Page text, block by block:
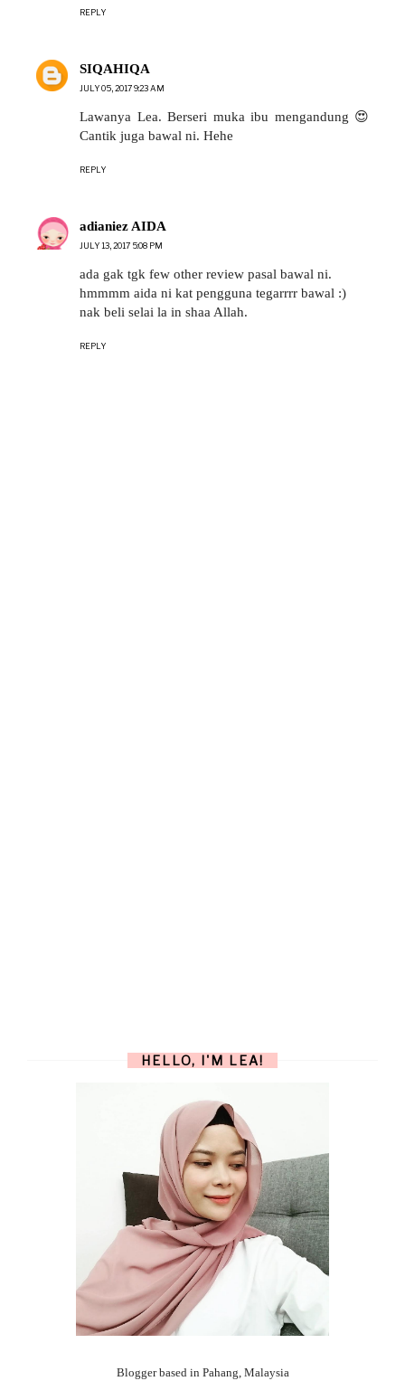
REPLY
SIQAHIQA
JULY 05, 2017 9:23 AM
Lawanya Lea. Berseri muka ibu mengandung 😍
Cantik juga bawal ni. Hehe
REPLY
adianiez AIDA
JULY 13, 2017 5:08 PM
ada gak tgk few other review pasal bawal ni.
hmmmm aida ni kat pengguna tegarrrr bawal :)
nak beli selai la in shaa Allah.
REPLY
HELLO, I'M LEA!
Blogger based in Pahang, Malaysia